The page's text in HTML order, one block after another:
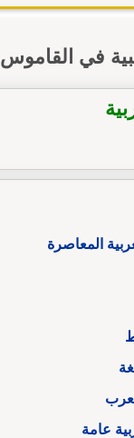
في القاموس
المعاصرة
عامة